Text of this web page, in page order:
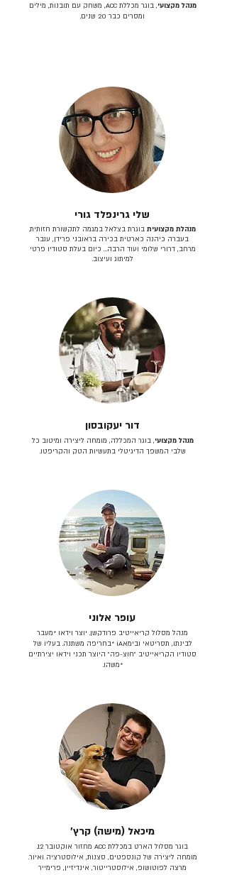
מנהל מקצועי
, בוגר מכללת ACC, משחק עם תובנות, מילים
ומסרים כבר 20 שנים.
שלי גרינפלד גורי
מנהלת מקצועית בוגרת בצלאל במגמה לתקשורת חזותית.
בעברה כיהנה כארטית בכירה בראובני פרידן, ענבר
מרחב, דרורי שלומי ועוד הרבה… כיום בעלת סטודיו פרטי
למיתוג ועיצוב.
דור יעקובסון
מנהל מקצועי, בוגר המכללה, מומחה ליצירה ומיטוב כל
שלבי המשפך הדיגיטלי בתעשיות הטק והקריפטו.
עופר אלוני
מנהל מסלול קריאייטיב פרודקשן. יוצר וידאו *מעבר
לבינתו, תסריטאי וב​ימאiA‎ *בחריפה משתנה. בעליו של
סטודיו הקריאייטיב ״חוצ-פה״ היוצר תכני וידאו יצירתיים
*משהו.
מיכאל (מישה) קרץ׳
בוגר מסלול הארט במכללת ACC מחזור אוקטובר 12.
מומחה ליצירה של קונספטים, סצנות, אילוסטרציה ואיור.
מרצה לפוטושופ, אילוסטרייטור, אינדיזיין, פרימייר